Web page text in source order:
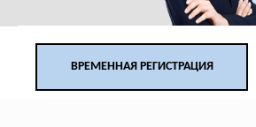
ВРЕМЕННАЯ РЕГИСТРАЦИЯ